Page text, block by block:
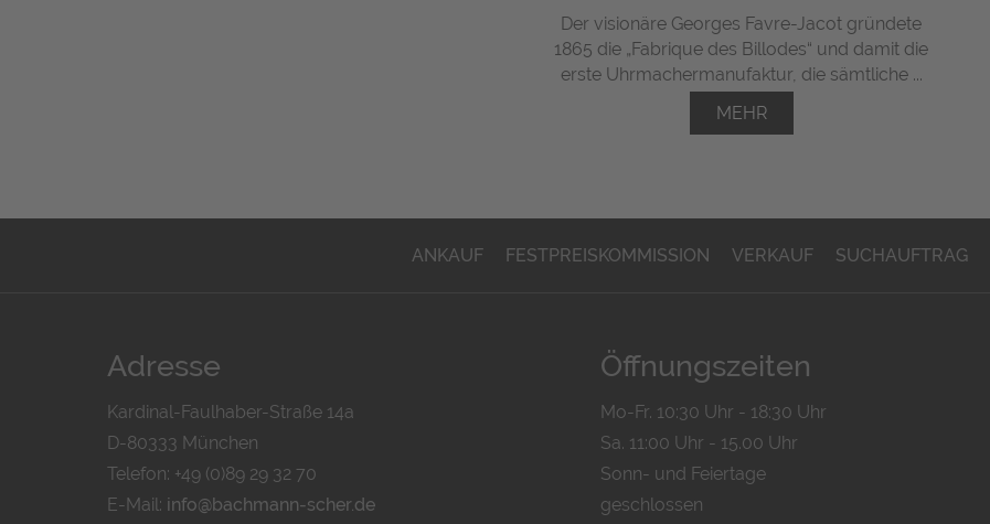
Der visionäre Georges Favre-Jacot gründete
1865 die „Fabrique des Billodes“ und damit die
erste Uhrmachermanufaktur, die sämtliche ...
MEHR
ANKAUF FESTPREISKOMMISSION VERKAUF SUCHAUFTRAG
Adresse
Kardinal-Faulhaber-Straße 14a
D-80333 München
Telefon: +49 (0)89 29 32 70
E-Mail: info@bachmann-scher.de
Öffnungszeiten
Mo-Fr. 10:30 Uhr - 18:30 Uhr
Sa. 11:00 Uhr - 15.00 Uhr
Sonn- und Feiertage
geschlossen